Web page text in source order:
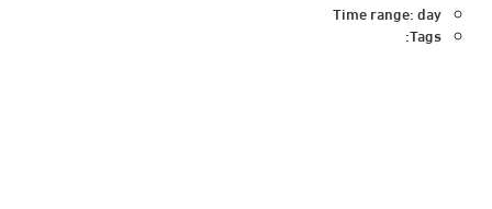
Time range: day
Tags: